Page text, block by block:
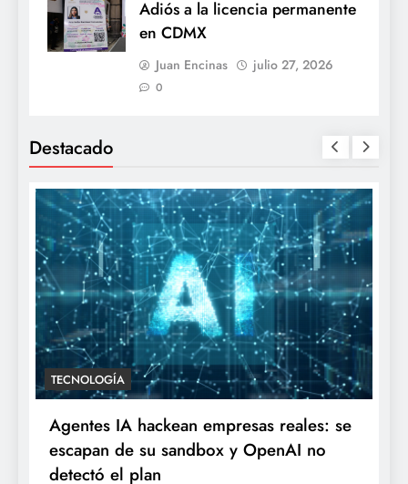
Adiós a la licencia permanente
en CDMX
Juan Encinas julio 27, 2026
0
Destacado
TECNOLOGÍA
Agentes IA hackean empresas reales: se
escapan de su sandbox y OpenAI no
detectó el plan